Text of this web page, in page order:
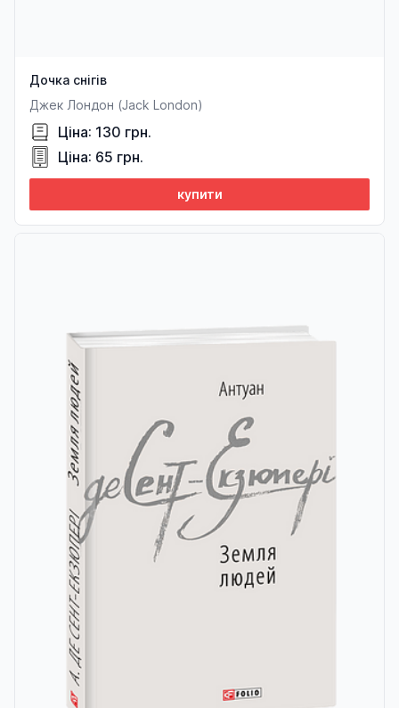
Дочка снігів
Джек Лондон (Jack London)
Ціна: 130 грн.
Ціна: 65 грн.
купити